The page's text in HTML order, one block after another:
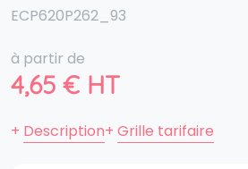
ECP620P262_93
à partir de
4,65 € HT
+ Description+ Grille tarifaire